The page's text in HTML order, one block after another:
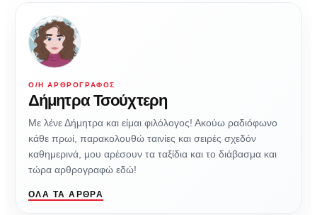
Ο/Η ΑΡΘΡΟΓΡΆΦΟΣ
Δήμητρα Τσούχτερη
Με λένε Δήμητρα και είμαι φιλόλογος! Ακούω ραδιόφωνο
κάθε πρωί, παρακολουθώ ταινίες και σειρές σχεδόν
καθημερινά, μου αρέσουν τα ταξίδια και το διάβασμα και
τώρα αρθρογραφώ εδώ!
ΌΛΑ ΤΑ ΆΡΘΡΑ